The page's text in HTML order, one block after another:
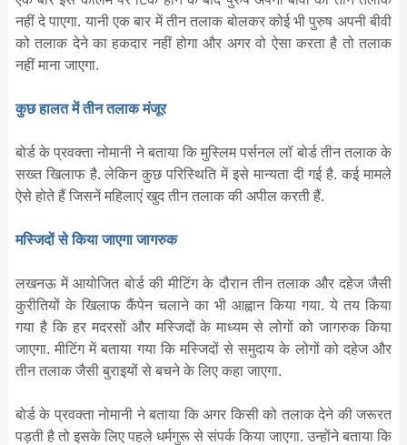
नहीं दे पाएगा. यानी एक बार में तीन तलाक बोलकर कोई भी पुरुष अपनी बीवी
को तलाक देने का हकदार नहीं होगा और अगर वो ऐसा करता है तो तलाक
नहीं माना जाएगा.
कुछ हालत में तीन तलाक मंजूर
बोर्ड के प्रवक्ता नोमानी ने बताया कि मुस्लिम पर्सनल लॉ बोर्ड तीन तलाक के
सख्त खिलाफ है. लेकिन कुछ परिस्थिति में इसे मान्यता दी गई है. कई मामले
ऐसे होते हैं जिसनें महिलाएं खुद तीन तलाक की अपील करती हैं.
मस्जिदों से किया जाएगा जागरुक
लखनऊ में आयोजित बोर्ड की मीटिंग के दौरान तीन तलाक और दहेज जैसी
कुरीतियों के खिलाफ कैंपेन चलाने का भी आह्वान किया गया. ये तय किया
गया है कि हर मदरसों और मस्जिदों के माध्यम से लोगों को जागरुक किया
जाएगा. मीटिंग में बताया गया कि मस्जिदों से समुदाय के लोगों को दहेज और
तीन तलाक जैसी बुराइयों से बचने के लिए कहा जाएगा.
बोर्ड के प्रवक्ता नोमानी ने बताया कि अगर किसी को तलाक देने की जरूरत
पड़ती है तो इसके लिए पहले धर्मगुरू से संपर्क किया जाएगा. उन्होंने बताया कि